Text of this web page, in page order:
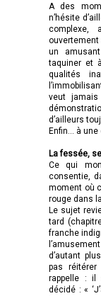
A des
n’hésite
complexe,
un
taquiner et
qualités
veut
d’ailleurs
Enfin… à une
La fessée,
Ce qui
consentie,
moment où
rouge dans
Le sujet
tard
franche
d’autant
pas
rappelle : il
décidé : «